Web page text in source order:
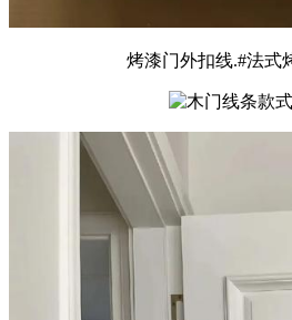
烤漆门外扣线.#法式